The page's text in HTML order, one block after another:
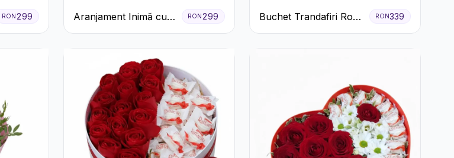
RON299
Aranjament Inimă cu
Orhidee și Floarea
RON299
Buchet Trandafiri Roz
și Roșii cu Eucalipt și
RON339